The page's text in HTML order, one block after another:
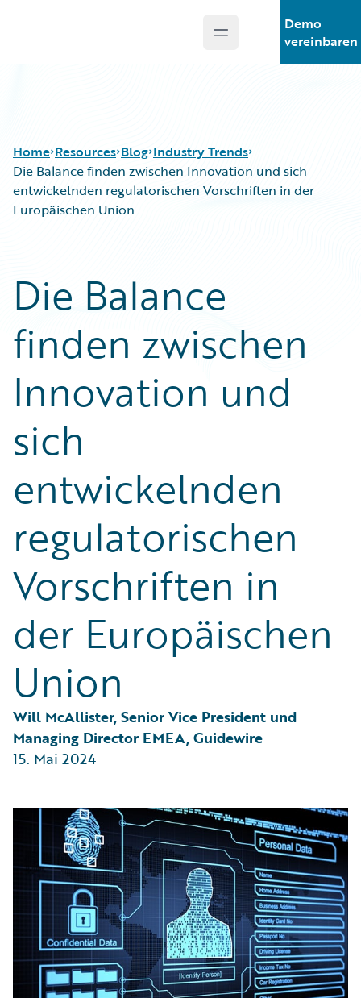
Open main menu
Demo
vereinbaren
Home Resources
Blog
Help and Support
Insurance Technology FAQ
Blog
Customer Viewpoint
Developers
General Interest
Intelligent Experience
Technology
Trends
Industry Trends
Die Balance finden zwischen Innovation und sich
entwickelnden regulatorischen Vorschriften in der
Europäischen Union
Die Balance
finden zwischen
Innovation und
sich
entwickelnden
regulatorischen
Vorschriften in
der Europäischen
Union
Will McAllister, Senior Vice President und
Managing Director EMEA, Guidewire
15. Mai 2024